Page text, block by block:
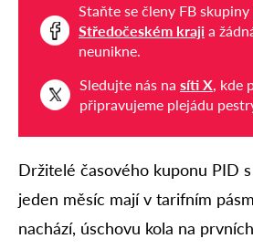
Staňte se členy FB skupiny
Středočeském kraji a
neunikne.
Sledujte nás na síti X, kde
připravujeme plejádu
Držitelé časového kuponu PID
jeden měsíc mají v tarifním
nachází, úschovu kola na